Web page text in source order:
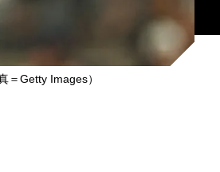
＝Getty Images）